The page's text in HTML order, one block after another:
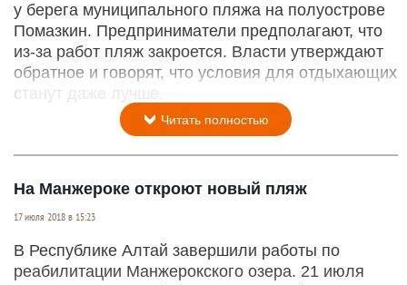
у берега муниципального пляжа на полуострове
Помазкин. Предприниматели предполагают, что
из-за работ пляж закроется. Власти утверждают
обратное и говорят, что условия для отдыхающих
станут даже лучше.
Читать полностью
На Манжероке откроют новый пляж
17 июля 2018 в 15:23
В Республике Алтай завершили работы по
реабилитации Манжерокского озера. 21 июля